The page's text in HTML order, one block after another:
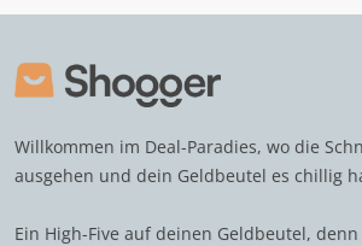
Willkommen im Deal-Paradies, wo die
ausgehen und dein Geldbeutel es chillig
Ein High-Five auf deinen Geldbeutel,